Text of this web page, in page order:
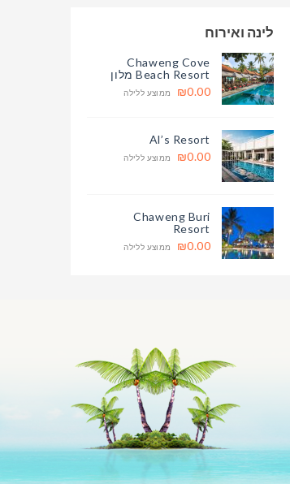
לינה ואירוח
Chaweng Cove
Beach Resort מלון
₪0.00
ממוצע ללילה
Al’s Resort
₪0.00
ממוצע ללילה
Chaweng Buri
Resort
₪0.00
ממוצע ללילה